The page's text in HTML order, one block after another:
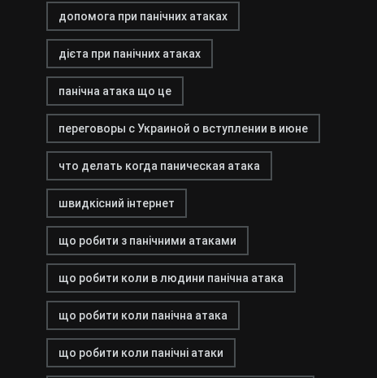
допомога при панічних атаках
дієта при панічних атаках
панічна атака що це
переговоры с Украиной о вступлении в июне
что делать когда паническая атака
швидкісний інтернет
що робити з панічними атаками
що робити коли в людини панічна атака
що робити коли панічна атака
що робити коли панічні атаки